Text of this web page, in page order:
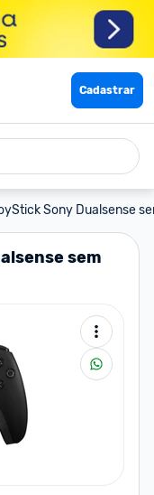
Cadastrar
Sony Dualsense
sem